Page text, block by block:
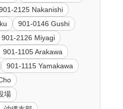
2125 Nakanishi
901-0146 Gushi
901-2126 Miyagi
901-1105 Arakawa
901-1115 Yamakawa
場